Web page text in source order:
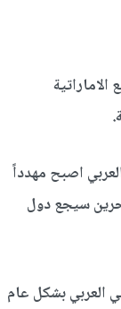
اصبح مهدداً
سيجع دول
العربي بشكل عام